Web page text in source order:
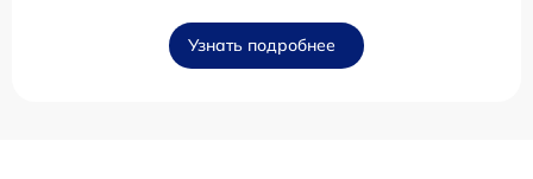
Узнать подробнее